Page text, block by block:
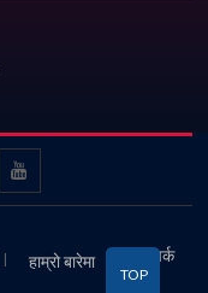
हाम्रो बारेमा सम्पर्क
TOP